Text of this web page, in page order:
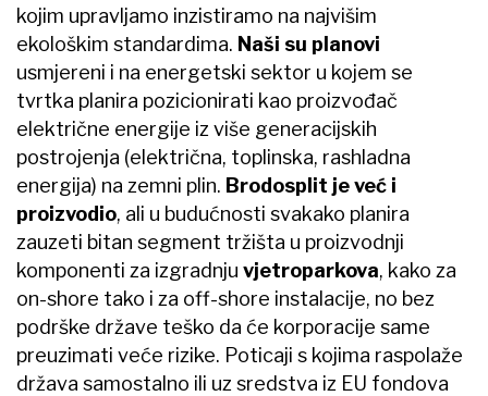
kojim upravljamo inzistiramo na najvišim
ekološkim standardima. Naši su planovi
usmjereni i na energetski sektor u kojem se
tvrtka planira pozicionirati kao proizvođač
električne energije iz više generacijskih
postrojenja (električna, toplinska, rashladna
energija) na zemni plin. Brodosplit je već i
proizvodio, ali u budućnosti svakako planira
zauzeti bitan segment tržišta u proizvodnji
komponenti za izgradnju vjetroparkova, kako za
on-shore tako i za off-shore instalacije, no bez
podrške države teško da će korporacije same
preuzimati veće rizike. Poticaji s kojima raspolaže
država samostalno ili uz sredstva iz EU fondova